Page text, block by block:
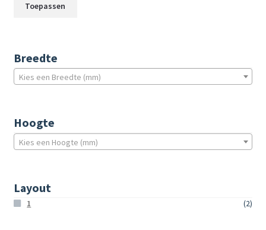
Toepassen
Breedte
Kies een Breedte (mm)
Hoogte
Kies een Hoogte (mm)
Layout
1 (2)